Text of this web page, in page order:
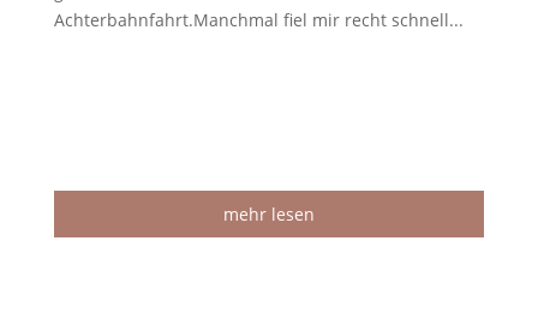
Achterbahnfahrt.Manchmal fiel mir recht schnell...
mehr lesen